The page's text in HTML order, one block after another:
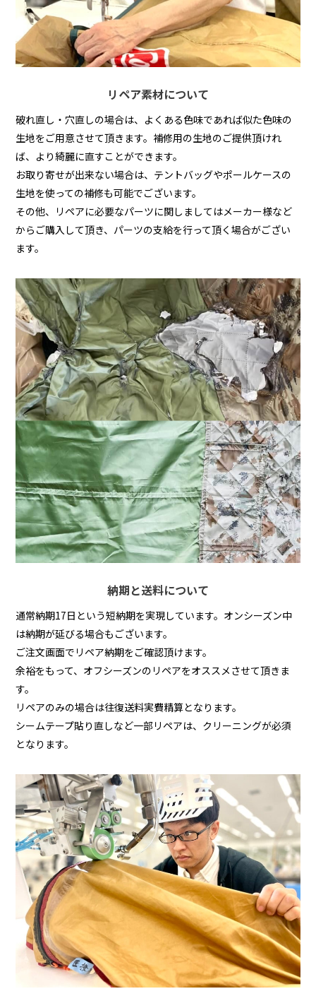
リペア素材について
破れ直し・穴直しの場合は、よくある色味であれば似た色味の
生地をご用意させて頂きます。補修用の生地のご提供頂けれ
ば、より綺麗に直すことができます。
お取り寄せが出来ない場合は、テントバッグやポールケースの
生地を使っての補修も可能でございます。
その他、リペアに必要なパーツに関しましてはメーカー様など
からご購入して頂き、パーツの支給を行って頂く場合がござい
ます。
納期と送料について
通常納期17日という短納期を実現しています。オンシーズン中
は納期が延びる場合もございます。
ご注文画面でリペア納期をご確認頂けます。
余裕をもって、オフシーズンのリペアをオススメさせて頂きま
す。
リペアのみの場合は往復送料実費精算となります。
シームテープ貼り直しなど一部リペアは、クリーニングが必須
となります。